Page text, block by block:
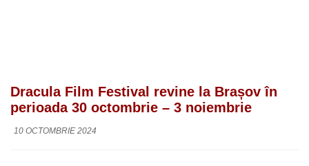
Dracula Film Festival revine la Brașov în
perioada 30 octombrie – 3 noiembrie
10 OCTOMBRIE 2024